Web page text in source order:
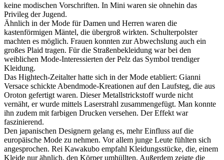
keine modischen Vorschriften. In Mini waren sie ohnehin das
Privileg der Jugend.
Ähnlich in der Mode für Damen und Herren waren die
kastenförmigen Mäntel, die übergroß wirkten. Schulterpolster
machten es möglich. Frauen konnten zur Abwechslung auch ein
großes Plaid tragen. Für die Straßenbekleidung war bei den
weiblichen Mode-Interessierten der Pelz das Symbol trendiger
Kleidung.
Das Hightech-Zeitalter hatte sich in der Mode etabliert: Gianni
Versace schickte Abendmode-Kreationen auf den Laufsteg, die aus
Oroton gefertigt waren. Dieser Metallstrickstoff wurde nicht
vernäht, er wurde mittels Laserstrahl zusammengefügt. Man konnte
ihn zudem mit farbigen Drucken versehen. Der Effekt war
faszinierend.
Den japanischen Designern gelang es, mehr Einfluss auf die
europäische Mode zu nehmen. Vor allem junge Leute fühlten sich
angesprochen. Rei Kawakubo empfahl Kleidungsstücke, die, einem
Kleide nur ähnlich, den Körper umhüllten. Außerdem zeigte die